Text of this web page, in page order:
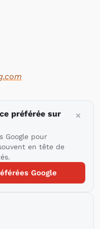
préférée sur
Google pour
en tête de
Google